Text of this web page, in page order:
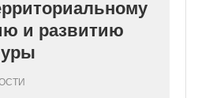
и развитию